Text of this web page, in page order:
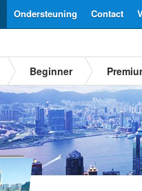
Contact
Ondersteuning
Beginner